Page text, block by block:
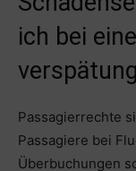
ich bei
Passagierrechte
Passagiere bei
Überbuchungen